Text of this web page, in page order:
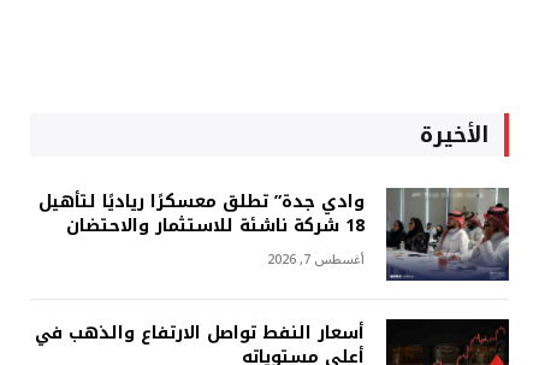
الأخيرة
وادي جدة” تطلق معسكرًا رياديًا لتأهيل
18 شركة ناشئة للاستثمار والاحتضان
أغسطس 7, 2026
أسعار النفط تواصل الارتفاع والذهب في
أعلى مستوياته